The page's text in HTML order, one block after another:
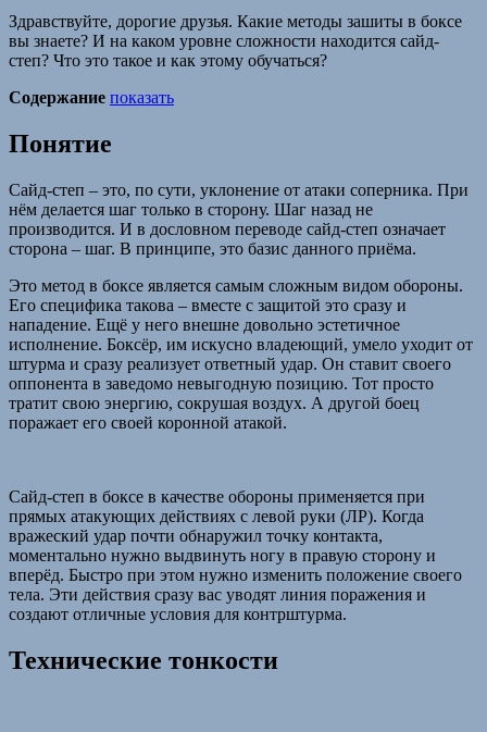
Здравствуйте, дорогие друзья. Какие методы зашиты в боксе
вы знаете? И на каком уровне сложности находится сайд-
степ? Что это такое и как этому обучаться?
Содержание показать
Понятие
Сайд-степ – это, по сути, уклонение от атаки соперника. При
нём делается шаг только в сторону. Шаг назад не
производится. И в дословном переводе сайд-степ означает
сторона – шаг. В принципе, это базис данного приёма.
Это метод в боксе является самым сложным видом обороны.
Его специфика такова – вместе с защитой это сразу и
нападение. Ещё у него внешне довольно эстетичное
исполнение. Боксёр, им искусно владеющий, умело уходит от
штурма и сразу реализует ответный удар. Он ставит своего
оппонента в заведомо невыгодную позицию. Тот просто
тратит свою энергию, сокрушая воздух. А другой боец
поражает его своей коронной атакой.
Сайд-степ в боксе в качестве обороны применяется при
прямых атакующих действиях с левой руки (ЛР). Когда
вражеский удар почти обнаружил точку контакта,
моментально нужно выдвинуть ногу в правую сторону и
вперёд. Быстро при этом нужно изменить положение своего
тела. Эти действия сразу вас уводят линия поражения и
создают отличные условия для контрштурма.
Технические тонкости